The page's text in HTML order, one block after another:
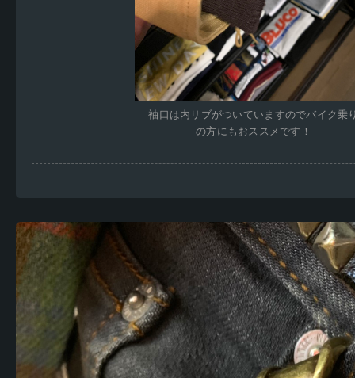
袖口は内リブがついていますのでバイク乗
の方にもおススメです！